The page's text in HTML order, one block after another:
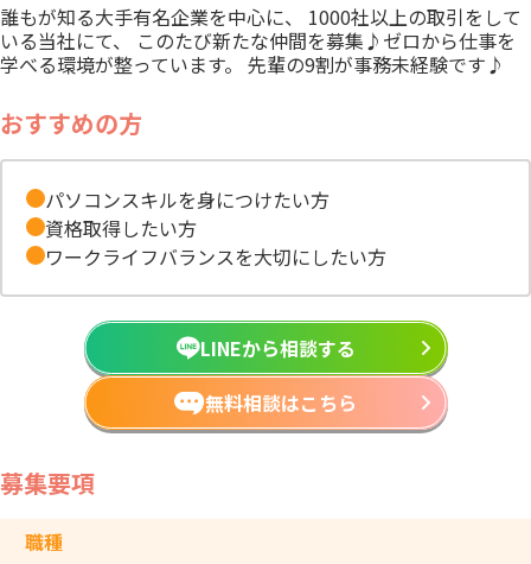
誰もが知る大手有名企業を中心に、 1000社以上の取引をして
いる当社にて、 このたび新たな仲間を募集♪ゼロから仕事を
学べる環境が整っています。 先輩の9割が事務未経験です♪
おすすめの方
パソコンスキルを身につけたい方
資格取得したい方
ワークライフバランスを大切にしたい方
LINEから相談する
無料相談はこちら
募集要項
職種